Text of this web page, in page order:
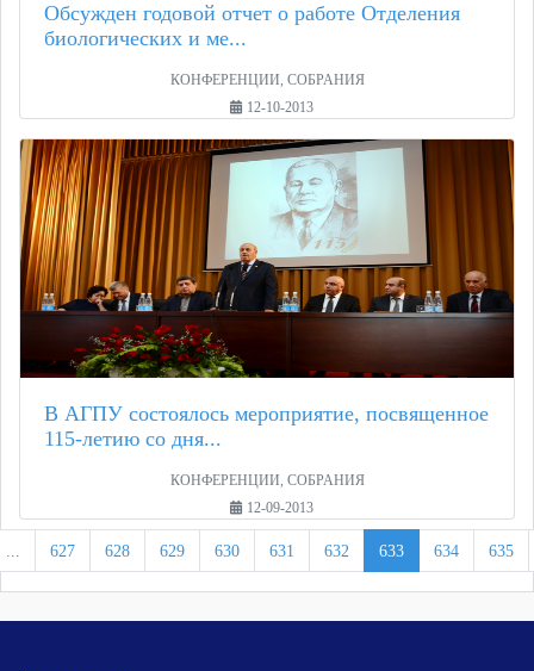
Обсужден годовой отчет о работе Отделения
биологических и ме...
КОНФЕРЕНЦИИ, СОБРАНИЯ
12-10-2013
В АГПУ состоялось мероприятие, посвященное
115-летию со дня...
КОНФЕРЕНЦИИ, СОБРАНИЯ
12-09-2013
... 627 628 629 630 631 632 633 634 635